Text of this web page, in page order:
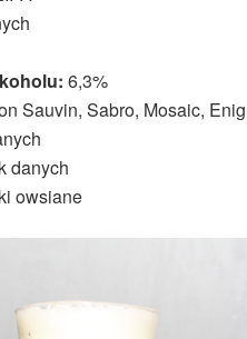
6,3%
Sauvin, Sabro, Mosaic,
danych
owsiane